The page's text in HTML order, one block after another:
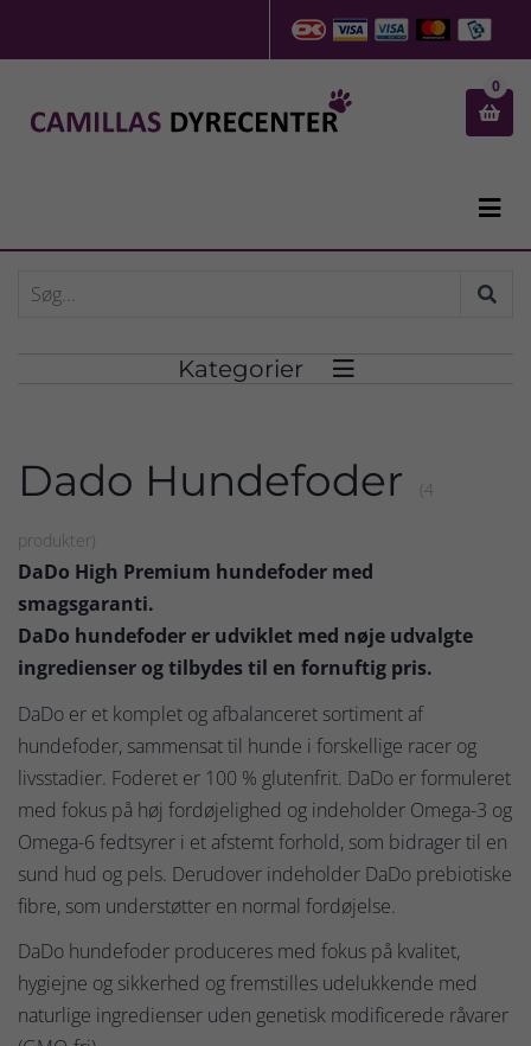

0

Kategorier 
Dado Hundefoder (4
produkter)
DaDo High Premium hundefoder med
smagsgaranti.
DaDo hundefoder er udviklet med nøje udvalgte
ingredienser og tilbydes til en fornuftig pris.
DaDo er et komplet og afbalanceret sortiment af
hundefoder, sammensat til hunde i forskellige racer og
livsstadier. Foderet er 100 % glutenfrit. DaDo er formuleret
med fokus på høj fordøjelighed og indeholder Omega-3 og
Omega-6 fedtsyrer i et afstemt forhold, som bidrager til en
sund hud og pels. Derudover indeholder DaDo prebiotiske
fibre, som understøtter en normal fordøjelse.
DaDo hundefoder produceres med fokus på kvalitet,
hygiejne og sikkerhed og fremstilles udelukkende med
naturlige ingredienser uden genetisk modificerede råvarer